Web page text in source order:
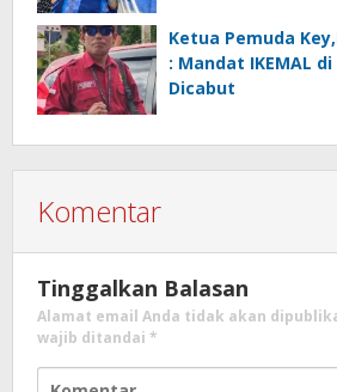
Ketua Pemuda
: Mandat IKEMAL
Dicabut
Komentar
Tinggalkan Balasan
Alamat email Anda tidak akan
wajib ditandai *